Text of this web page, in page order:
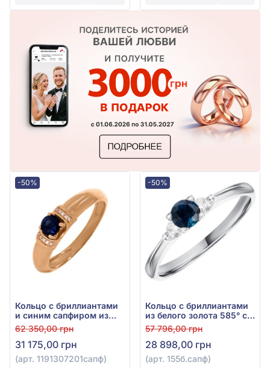
-50%
Кольцо с бриллиантами
и синим сапфиром из
красного золота 585°,
синий сапфир 0,42ct,
бриллиант 0,03ct, арт.
1191307201сапф
62 350,00 грн
31 175,00 грн
(арт. 1191307201сапф)
-50%
Кольцо с бриллиантами
из белого золота 585° с
синим сапфиром 0,35ct
и бриллиантом 0,13ct,
арт. 155б.сапф
57 796,00 грн
28 898,00 грн
(арт. 155б.сапф)